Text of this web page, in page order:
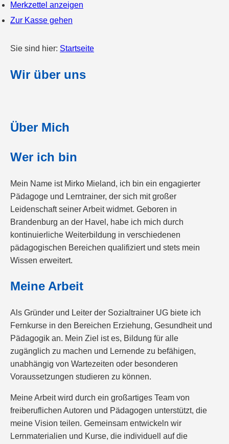
Merkzettel anzeigen
Zur Kasse gehen
Sie sind hier: Startseite
Wir über uns
Über Mich
Wer ich bin
Mein Name ist Mirko Mieland, ich bin ein engagierter
Pädagoge und Lerntrainer, der sich mit großer
Leidenschaft seiner Arbeit widmet. Geboren in
Brandenburg an der Havel, habe ich mich durch
kontinuierliche Weiterbildung in verschiedenen
pädagogischen Bereichen qualifiziert und stets mein
Wissen erweitert.
Meine Arbeit
Als Gründer und Leiter der Sozialtrainer UG biete ich
Fernkurse in den Bereichen Erziehung, Gesundheit und
Pädagogik an. Mein Ziel ist es, Bildung für alle
zugänglich zu machen und Lernende zu befähigen,
unabhängig von Wartezeiten oder besonderen
Voraussetzungen studieren zu können.
Meine Arbeit wird durch ein großartiges Team von
freiberuflichen Autoren und Pädagogen unterstützt, die
meine Vision teilen. Gemeinsam entwickeln wir
Lernmaterialien und Kurse, die individuell auf die